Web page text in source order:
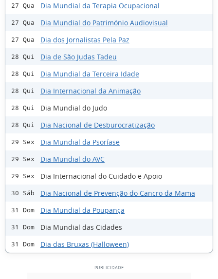
27 Qua Dia Mundial da Terapia Ocupacional
27 Qua Dia Mundial do Património Audiovisual
27 Qua Dia dos Jornalistas Pela Paz
28 Qui Dia de São Judas Tadeu
28 Qui Dia Mundial da Terceira Idade
28 Qui Dia Internacional da Animação
28 Qui Dia Mundial do Judo
28 Qui Dia Nacional de Desburocratização
29 Sex Dia Mundial da Psoríase
29 Sex Dia Mundial do AVC
29 Sex Dia Internacional do Cuidado e Apoio
30 Sáb Dia Nacional de Prevenção do Cancro da Mama
31 Dom Dia Mundial da Poupança
31 Dom Dia Mundial das Cidades
31 Dom Dia das Bruxas (Halloween)